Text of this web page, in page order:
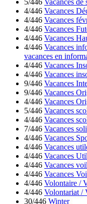
5/446 Vacances de
4/446 Vacances
4/446 Vacances
4/446 Vacances
4/446 Vacances
4/446 Vacances
vacances en
4/446 Vacances
4/446 Vacances
9/446 Vacances
9/446 Vacances
4/446 Vacances
5/446 Vacances
4/446 Vacances
7/446 Vacances
4/446 Vacances
4/446 Vacances
4/446 Vacances
4/446 Vacances
4/446 Vacances
4/446 Volontaire /
4/446 Volontariat /
30/446 Winter